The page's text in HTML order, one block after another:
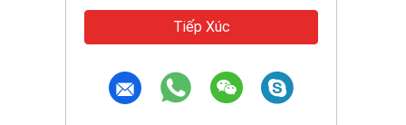
Tiếp Xúc